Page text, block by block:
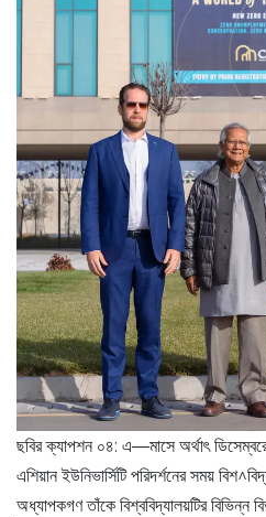
ছবির ক্যাপশন ০৪: এ—মাসে অর্থাৎ
এশিয়ান ইউনিভার্সিটি পরিদর্শনের সময়
অধ্যাপকগণ তাঁকে বিশ্ববিদ্যালয়টির বিভিন্ন